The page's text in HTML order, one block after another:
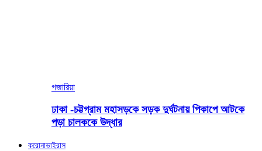
গজারিয়া
ঢাকা -চট্টগ্রাম মহাসড়কে সড়ক দুর্ঘটনায় পিকাপে আটকে
পড়া চালককে উদ্ধার
করোনাভাইরাস